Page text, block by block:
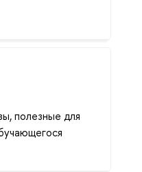
полезные для